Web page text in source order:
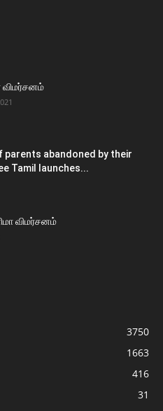
விமர்சனம்
parents abandoned by their
Tamil launches...
விமர்சனம்
3750
1663
416
31